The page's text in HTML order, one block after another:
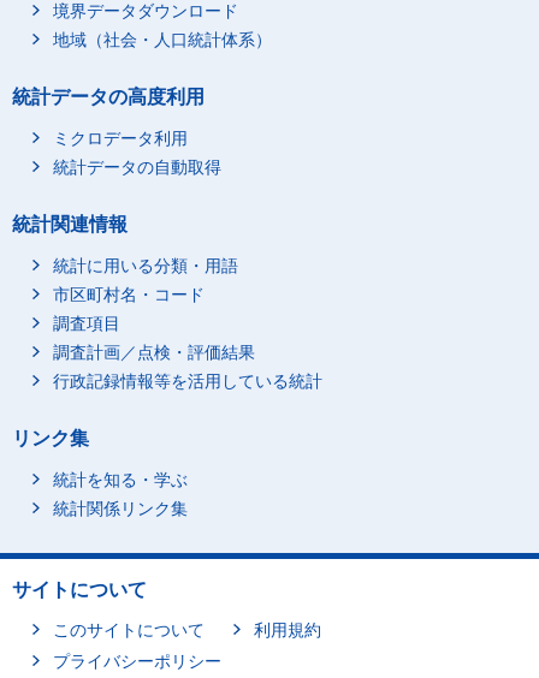
境界データダウンロード
地域（社会・人口統計体系）
統計データの高度利用
ミクロデータ利用
統計データの自動取得
統計関連情報
統計に用いる分類・用語
市区町村名・コード
調査項目
調査計画／点検・評価結果
行政記録情報等を活用している統計
リンク集
統計を知る・学ぶ
統計関係リンク集
サイトについて
このサイトについて
利用規約
プライバシーポリシー